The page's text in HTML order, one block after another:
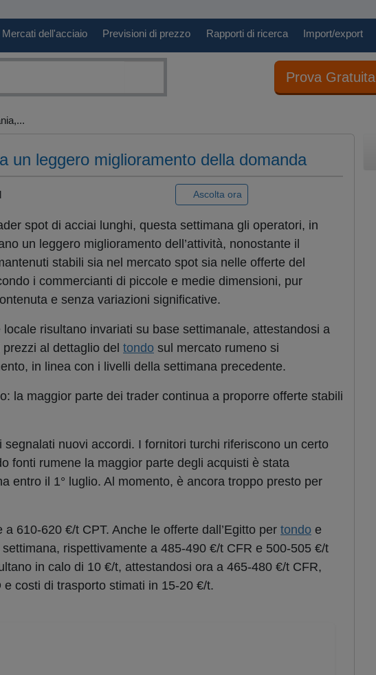
Mercati dell'acciaio Previsioni di prezzo Rapporti di ricerca Import/export
Prova Gratuita
un leggero miglioramento della domanda
Ascolta ora
spot di acciai lunghi, questa settimana gli operatori, in
un leggero miglioramento dell’attività, nonostante il
stabili sia nel mercato spot sia nelle offerte del
i commercianti di piccole e medie dimensioni, pur
e senza variazioni significative.
locale risultano invariati su base settimanale, attestandosi a
al dettaglio del tondo sul mercato rumeno si
in linea con i livelli della settimana precedente.
la maggior parte dei trader continua a proporre offerte stabili
nuovi accordi. I fornitori turchi riferiscono un certo
fonti rumene la maggior parte degli acquisti è stata
entro il 1° luglio. Al momento, è ancora troppo presto per
610-620 €/t CPT. Anche le offerte dall’Egitto per tondo e
rispettivamente a 485-490 €/t CFR e 500-505 €/t
in calo di 10 €/t, attestandosi ora a 465-480 €/t CFR,
costi di trasporto stimati in 15-20 €/t.